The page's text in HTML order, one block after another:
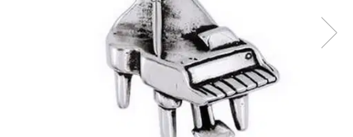
Bijuterii argint placat cu aur
Bijuterii argint cu diverse
Bijuterii argint cu murano
Bijuterii gotice si rock
Bijuterii Handmade